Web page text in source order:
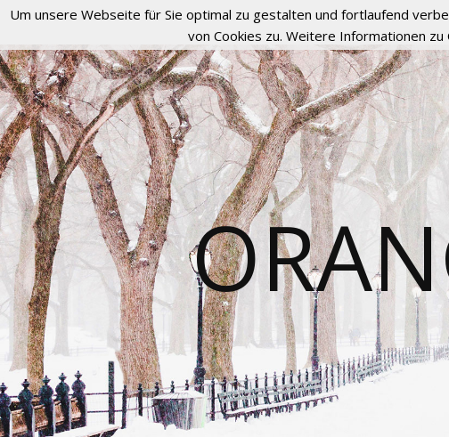
Um unsere Webseite für Sie optimal zu gestalten und fortlaufend
von Cookies zu. Weitere Informationen